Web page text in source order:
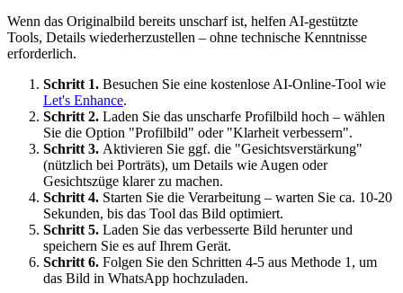
Wenn das Originalbild bereits unscharf ist, helfen AI-gestützte
Tools, Details wiederherzustellen – ohne technische Kenntnisse
erforderlich.
Schritt 1. Besuchen Sie eine kostenlose AI-Online-Tool wie
Let's Enhance.
Schritt 2. Laden Sie das unscharfe Profilbild hoch – wählen
Sie die Option "Profilbild" oder "Klarheit verbessern".
Schritt 3. Aktivieren Sie ggf. die "Gesichtsverstärkung"
(nützlich bei Porträts), um Details wie Augen oder
Gesichtszüge klarer zu machen.
Schritt 4. Starten Sie die Verarbeitung – warten Sie ca. 10-20
Sekunden, bis das Tool das Bild optimiert.
Schritt 5. Laden Sie das verbesserte Bild herunter und
speichern Sie es auf Ihrem Gerät.
Schritt 6. Folgen Sie den Schritten 4-5 aus Methode 1, um
das Bild in WhatsApp hochzuladen.